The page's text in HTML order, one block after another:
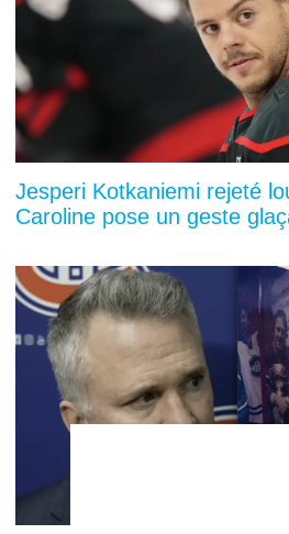
Jesperi Kotkaniemi rejeté
Caroline pose un geste